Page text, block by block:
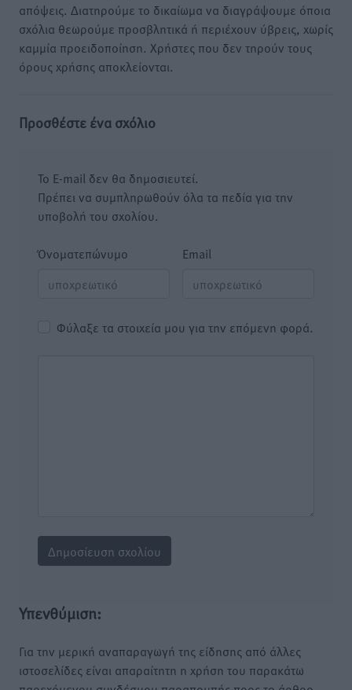
απόψεις. Διατηρούμε το δικαίωμα να διαγράψουμε όποια
σχόλια θεωρούμε προσβλητικά ή περιέχουν ύβρεις, χωρίς
καμμία προειδοποίηση. Χρήστες που δεν τηρούν τους
όρους χρήσης αποκλείονται.
Προσθέστε ένα σχόλιο
Το E-mail δεν θα δημοσιευτεί.
Πρέπει να συμπληρωθούν όλα τα πεδία για την
υποβολή του σχολίου.
Όνοματεπώνυμο Email
Φύλαξε τα στοιχεία μου για την επόμενη φορά.
Υπενθύμιση:
Για την μερική αναπαραγωγή της είδησης από άλλες
ιστοσελίδες είναι απαραίτητη η χρήση του παρακάτω